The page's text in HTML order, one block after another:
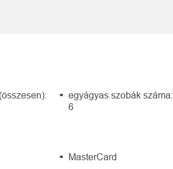
egyágyas szobák száma:
6
MasterCard